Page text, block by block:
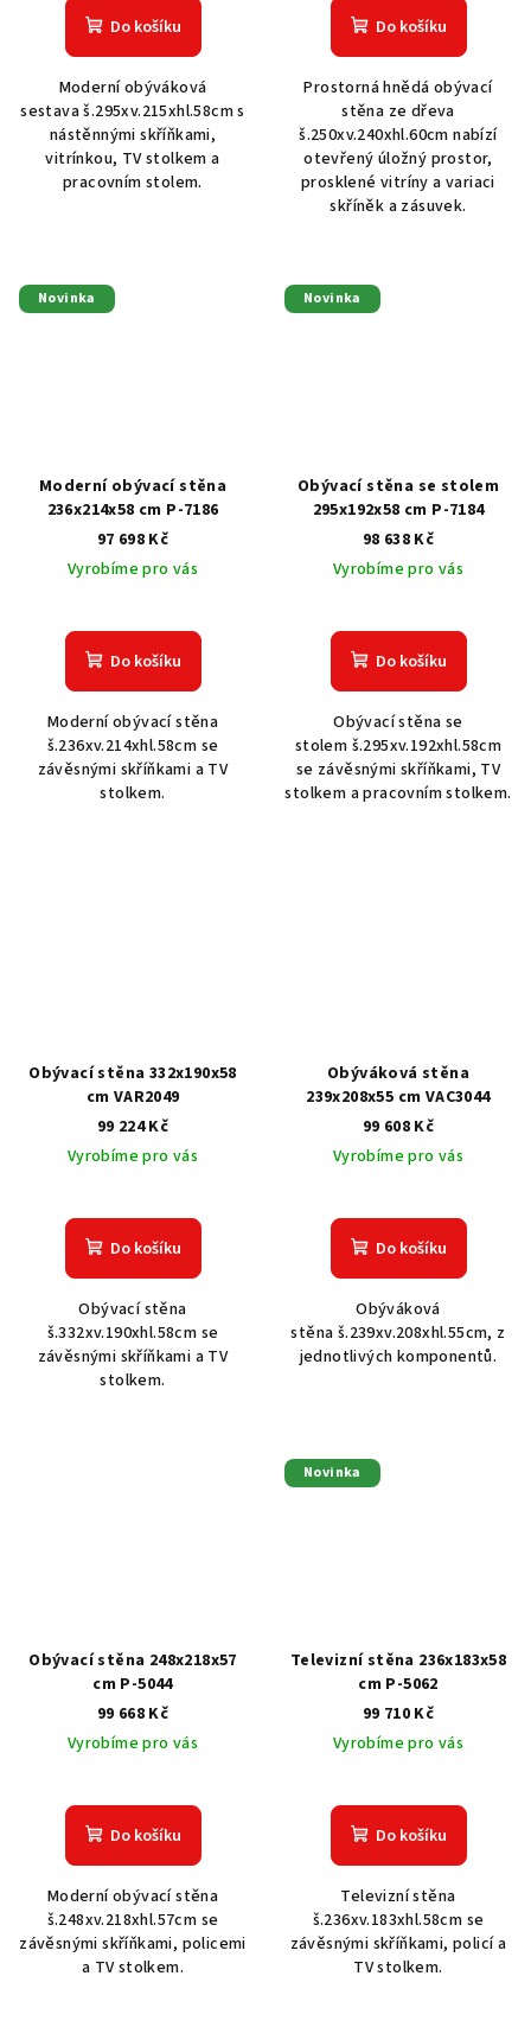
Do košíku
Moderní obýváková
sestava š.295xv.215xhl.58cm s
nástěnnými skříňkami,
vitrínkou, TV stolkem a
pracovním stolem.
Do košíku
Prostorná hnědá obývací
stěna ze dřeva
š.250xv.240xhl.60cm nabízí
otevřený úložný prostor,
prosklené vitríny a variaci
skříněk a zásuvek.
Novinka
Moderní obývací stěna
236x214x58 cm P-7186
97 698 Kč
Vyrobíme pro vás
Do košíku
Moderní obývací stěna
š.236xv.214xhl.58cm se
závěsnými skříňkami a TV
stolkem.
Novinka
Obývací stěna se stolem
295x192x58 cm P-7184
98 638 Kč
Vyrobíme pro vás
Do košíku
Obývací stěna se
stolem š.295xv.192xhl.58cm
se závěsnými skříňkami, TV
stolkem a pracovním stolkem.
Obývací stěna 332x190x58
cm VAR2049
99 224 Kč
Vyrobíme pro vás
Do košíku
Obývací stěna
š.332xv.190xhl.58cm se
závěsnými skříňkami a TV
stolkem.
Obýváková stěna
239x208x55 cm VAC3044
99 608 Kč
Vyrobíme pro vás
Do košíku
Obýváková
stěna š.239xv.208xhl.55cm, z
jednotlivých komponentů.
Obývací stěna 248x218x57
cm P-5044
99 668 Kč
Vyrobíme pro vás
Do košíku
Moderní obývací stěna
š.248xv.218xhl.57cm se
závěsnými skříňkami, policemi
a TV stolkem.
Novinka
Televizní stěna 236x183x58
cm P-5062
99 710 Kč
Vyrobíme pro vás
Do košíku
Televizní stěna
š.236xv.183xhl.58cm se
závěsnými skříňkami, policí a
TV stolkem.